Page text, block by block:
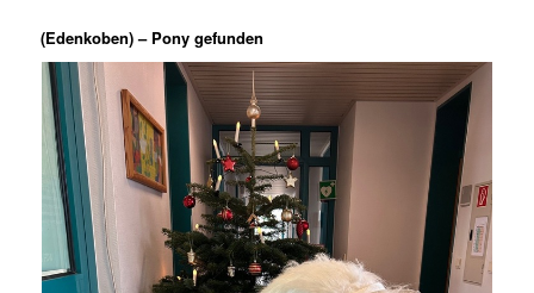
(Edenkoben) – Pony gefunden